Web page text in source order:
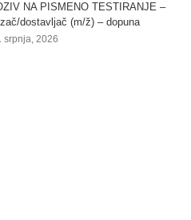
NA PISMENO TESTIRANJE –
dostavljač (m/ž) – dopuna
srpnja, 2026